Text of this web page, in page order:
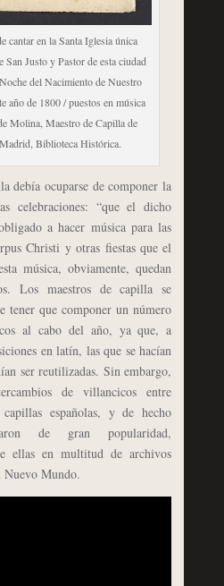
cantar en la Santa Iglesia única
Justo y Pastor de esta ciudad
del Nacimiento de Nuestro
año de 1800 / puestos en música
Molina, Maestro de Capilla de
Biblioteca Histórica.
debía ocuparse de componer la
celebraciones: “que el dicho
a hacer música para las
Christi y otras fiestas que el
música, obviamente, quedan
Los maestros de capilla se
tener que componer un número
al cabo del año, ya que, a
en latín, las que se hacían
ser reutilizadas. Sin embargo,
de villancicos entre
españolas, y de hecho
de gran popularidad,
ellas en multitud de archivos
Nuevo Mundo.